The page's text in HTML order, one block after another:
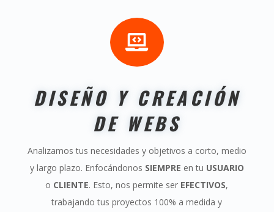

DISEÑO Y CREACIÓN
DE WEBS
Analizamos tus necesidades y objetivos a corto, medio
y largo plazo. Enfocándonos SIEMPRE en tu USUARIO
o CLIENTE. Esto, nos permite ser EFECTIVOS,
trabajando tus proyectos 100% a medida y